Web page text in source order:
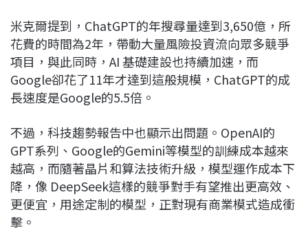
米克爾提到，ChatGPT的年搜尋量達到3,650億，所
花費的時間為2年，帶動大量風險投資流向眾多競爭
項目，與此同時，AI 基礎建設也持續加速，而
Google卻花了11年才達到這般規模，ChatGPT的成
長速度是Google的5.5倍。
不過，科技趨勢報告中也顯示出問題。OpenAI的
GPT系列、Google的Gemini等模型的訓練成本越來
越高，而隨著晶片和算法技術升級，模型運作成本下
降，像 DeepSeek這樣的競爭對手有望推出更高效、
更便宜，用途定制的模型，正對現有商業模式造成衝
擊。